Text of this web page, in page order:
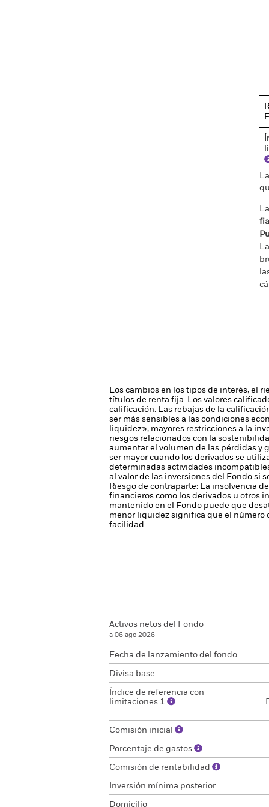
Los cambios en los tipos de interés, el
títulos de renta fija. Los valores
calificación. Las rebajas de la
ser más sensibles a las condiciones
liquidez», mayores restricciones a la
riesgos relacionados con la
aumentar el volumen de las pérdidas y
ser mayor cuando los derivados se
determinadas actividades
al valor de las inversiones del Fondo si
Riesgo de contraparte: La insolvencia
financieros como los derivados u otros
mantenido en el Fondo puede que
menor liquidez significa que el número
facilidad.
Activos netos del Fondo
a 06 ago 2026
Fecha de lanzamiento del fondo
Divisa base
Índice de referencia con
limitaciones 1
Comisión inicial
Porcentaje de gastos
Comisión de rentabilidad
Inversión mínima posterior
Domicilio